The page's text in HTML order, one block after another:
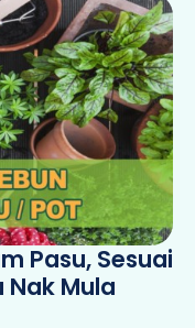
Pasu, Sesuai
Nak Mula